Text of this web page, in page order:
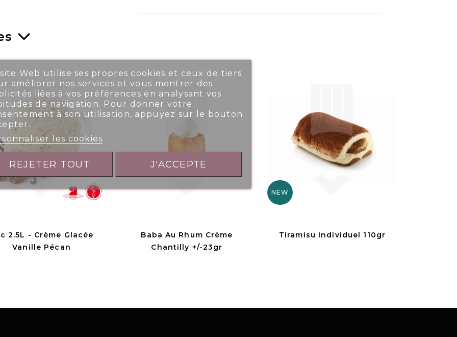
2.5L - Crème Glacée
Vanille Pécan
Baba Au Rhum Crème
Chantilly +/-23gr
NEW
Tiramisu Individuel 110gr
Web utilise ses propres cookies et ceux de tiers
améliorer nos services et vous montrer des
liées à vos préférences en analysant vos
de navigation. Pour donner votre
à son utilisation, appuyez sur le bouton
les cookies
REJETER TOUT J'ACCEPTE